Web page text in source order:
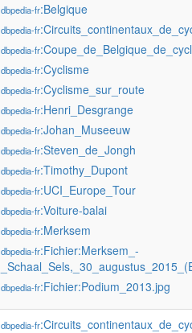
dbpedia-fr:Belgique
dbpedia-fr
dbpedia-fr
dbpedia-fr:Cyclisme
dbpedia-fr:Cyclisme_sur_route
dbpedia-fr:Henri_Desgrange
dbpedia-fr:Johan_Museeuw
dbpedia-fr:Steven_de_Jongh
dbpedia-fr:Timothy_Dupont
dbpedia-fr:UCI_Europe_Tour
dbpedia-fr:Voiture-balai
dbpedia-fr:Merksem
dbpedia-fr:Fichier:Merksem_-
dbpedia-fr:Fichier:Podium_2013.jpg
dbpedia-fr